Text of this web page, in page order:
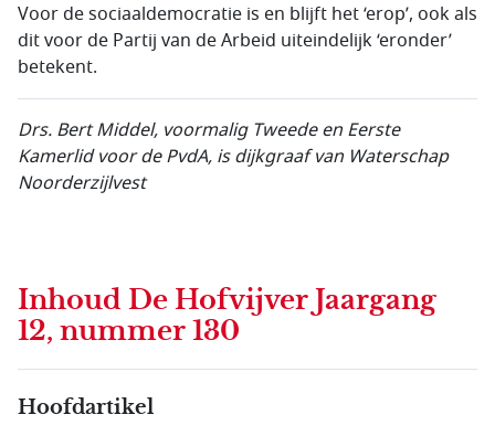
Voor de sociaaldemocratie is en blijft het ‘erop’, ook als
dit voor de Partij van de Arbeid uiteindelijk ‘eronder’
betekent.
Drs. Bert Middel, voormalig Tweede en Eerste
Kamerlid voor de PvdA, is dijkgraaf van Waterschap
Noorderzijlvest
Inhoud De Hofvijver Jaargang
12, nummer 130
Hoofdartikel